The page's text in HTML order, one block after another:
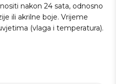
nakon 24 sata, odnosno
ili akrilne boje. Vrijeme
(vlaga i temperatura).